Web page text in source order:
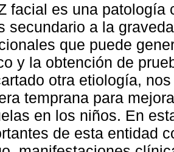
facial es una patología
secundario a la
que puede
y la obtención de
otra etiología,
temprana para
en los niños. En
de esta entidad